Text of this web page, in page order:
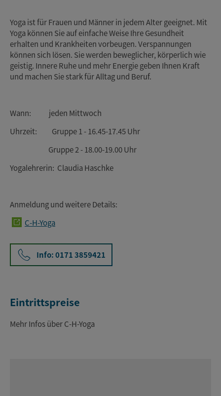
Yoga ist für Frauen und Männer in jedem Alter geeignet. Mit
Yoga können Sie auf einfache Weise Ihre Gesundheit
erhalten und Krankheiten vorbeugen. Verspannungen
können sich lösen. Sie werden beweglicher, körperlich wie
geistig. Innere Ruhe und mehr Energie geben Ihnen Kraft
und machen Sie stark für Alltag und Beruf.
Wann: jeden Mittwoch
Uhrzeit: Gruppe 1 - 16.45-17.45 Uhr
Gruppe 2 - 18.00-19.00 Uhr
Yogalehrerin: Claudia Haschke
Anmeldung und weitere Details:
C-H-Yoga
Info: 0171 3859421
Eintrittspreise
Mehr Infos über C-H-Yoga